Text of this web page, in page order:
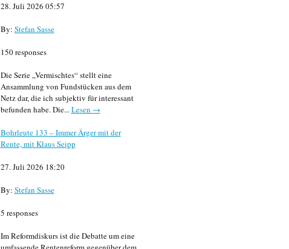
28. Juli 2026 05:57
By: Stefan Sasse
150 responses
Die Serie „Vermischtes“ stellt eine
Ansammlung von Fundstücken aus dem
Netz dar, die ich subjektiv für interessant
befunden habe. Die...Lesen →
Bohrleute 133 – Immer Ärger mit der
Rente, mit Klaus Seipp
27. Juli 2026 18:20
By: Stefan Sasse
5 responses
Im Reformdiskurs ist die Debatte um eine